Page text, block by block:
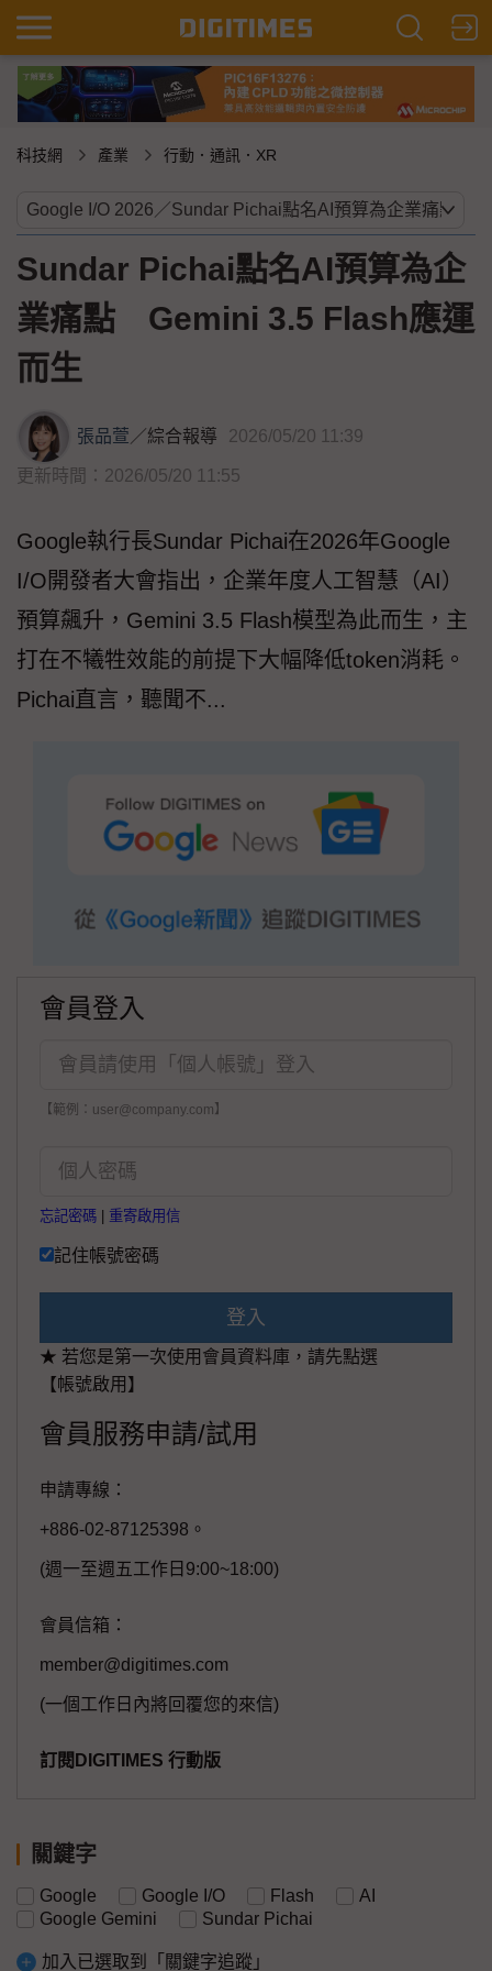
科技網 產業 行動．通訊．XR
Sundar Pichai點名AI預算為企
業痛點 Gemini 3.5 Flash應運
而生
張品萱／綜合報導 2026/05/20 11:39
更新時間：2026/05/20 11:55
Google執行長Sundar Pichai在2026年Google
I/O開發者大會指出，企業年度人工智慧（AI）
預算飆升，Gemini 3.5 Flash模型為此而生，主
打在不犧牲效能的前提下大幅降低token消耗。
Pichai直言，聽聞不...
會員登入
【範例：user@company.com】
忘記密碼 重寄啟用信
記住帳號密碼
登入
★ 若您是第一次使用會員資料庫，請先點選
【帳號啟用】
會員服務申請/試用
申請專線：
+886-02-87125398。
(週一至週五工作日9:00~18:00)
會員信箱：
member@digitimes.com
(一個工作日內將回覆您的來信)
訂閱DIGITIMES 行動版
關鍵字
Google Google I/O Flash
AI
Google Gemini
Sundar Pichai
加入已選取到「關鍵字追蹤」